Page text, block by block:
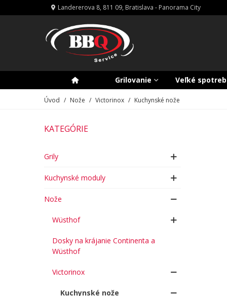
Landererova 8, 811 09, Bratislava - Panorama City
Grilovanie Veľké
Úvod / Nože / Victorinox / Kuchynské nože
KATEGÓRIE
Grily
Kuchynské moduly
Nože
Wüsthof
Dosky na krájanie Continenta a
Wüsthof
Victorinox
Kuchynské nože